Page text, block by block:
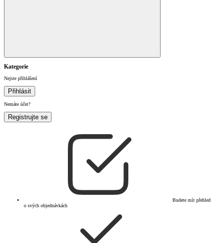
Kategorie
Nejste přihlášení
Přihlásit
Nemáte účet?
Registrujte se
Budete mít přehled
o svých objednávkách